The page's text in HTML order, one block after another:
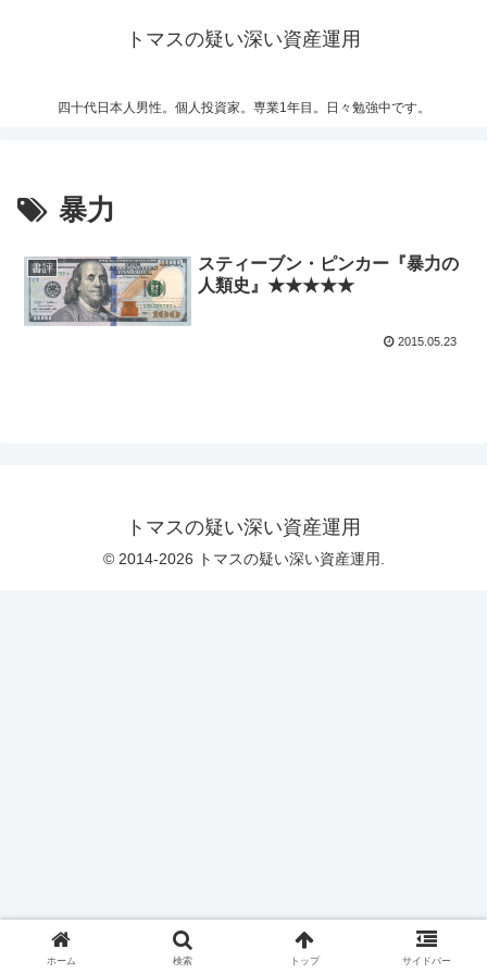
トマスの疑い深い資産運用
四十代日本人男性。個人投資家。専業1年目。日々勉強中です。
暴力
書評
スティーブン・ピンカー『暴力の
人類史』★★★★★
2015.05.23
トマスの疑い深い資産運用
© 2014-2026 トマスの疑い深い資産運用.
ホーム 検索 トップ サイドバー